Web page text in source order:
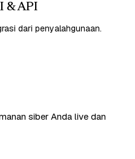
& API
dari penyalahgunaan.
siber Anda live dan